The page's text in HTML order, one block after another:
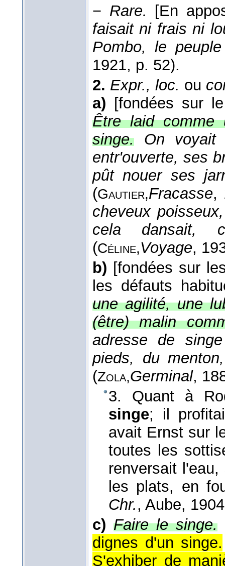
− Rare. [En
faisait ni frais ni
Pombo, le
1921, p. 52).
2. Expr., loc. ou
a) [fondées sur
Être laid comme
singe. On voyait
entr'ouverte, ses
pût nouer ses
(Gautier,Fracasse,
cheveux
cela dansait,
(Céline,Voyage,
b) [fondées sur
les défauts
une agilité, une
(être) malin
adresse de
pieds, du
(Zola,Germinal,
3. Quant à
singe; il
avait Ernst sur
toutes les
renversait
les plats, en
Chr., Aube, 1904
c) Faire le singe.
dignes d'un singe.
S'exhiber de